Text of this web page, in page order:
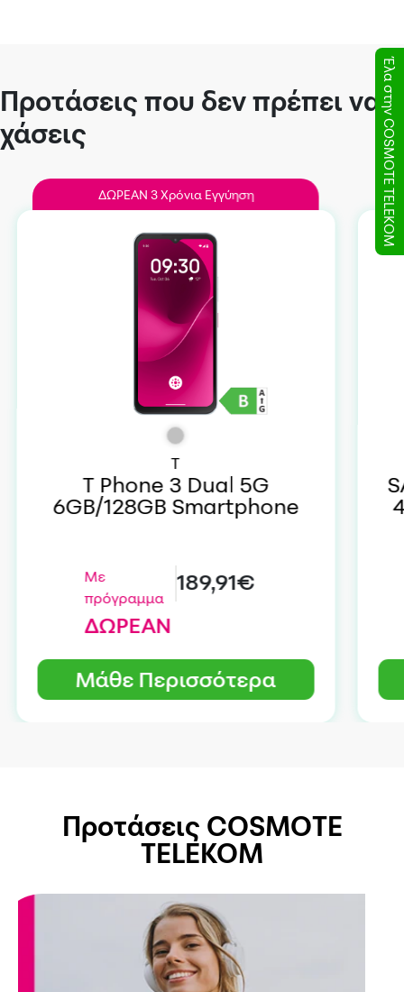
Προτάσεις που δεν πρέπει να
χάσεις
ΔΩΡEAN 3 Χρόνια Εγγύηση
T
T Phone 3 Dual 5G
6GB/128GB Smartphone
Με
πρόγραμμα
ΔΩΡΕΑΝ
189,91€
Μάθε Περισσότερα
Προτάσεις COSMOTE
TELEKOM
Έλα στην COSMOTE TELEKOM